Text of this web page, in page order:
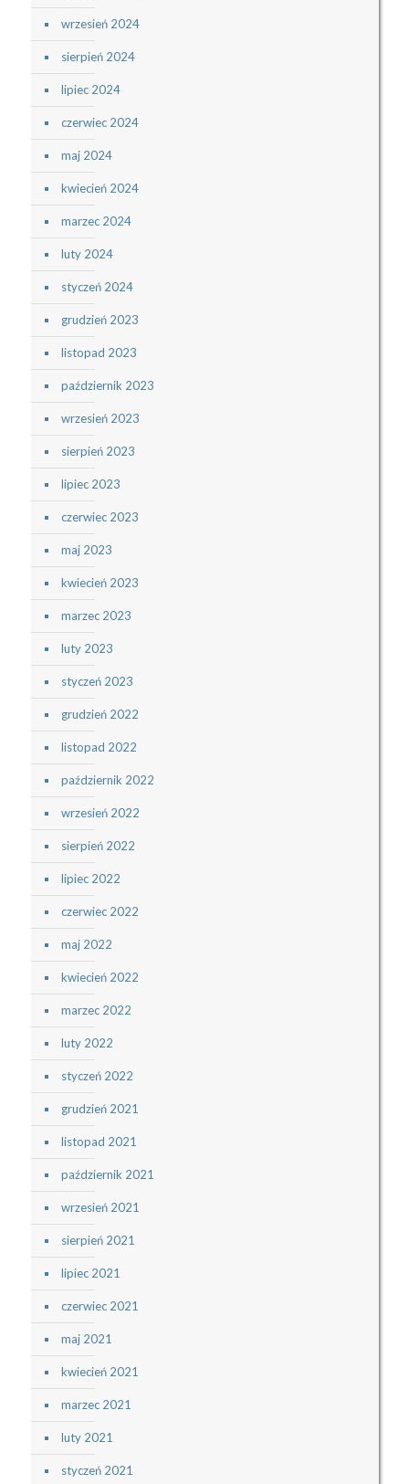
wrzesień 2024
sierpień 2024
lipiec 2024
czerwiec 2024
maj 2024
kwiecień 2024
marzec 2024
luty 2024
styczeń 2024
grudzień 2023
listopad 2023
październik 2023
wrzesień 2023
sierpień 2023
lipiec 2023
czerwiec 2023
maj 2023
kwiecień 2023
marzec 2023
luty 2023
styczeń 2023
grudzień 2022
listopad 2022
październik 2022
wrzesień 2022
sierpień 2022
lipiec 2022
czerwiec 2022
maj 2022
kwiecień 2022
marzec 2022
luty 2022
styczeń 2022
grudzień 2021
listopad 2021
październik 2021
wrzesień 2021
sierpień 2021
lipiec 2021
czerwiec 2021
maj 2021
kwiecień 2021
marzec 2021
luty 2021
styczeń 2021